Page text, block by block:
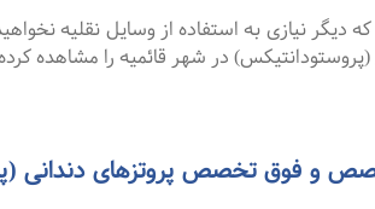
نیازی به استفاده از وسایل نقلیه
در شهر قائمیه را مشاهده کرده
و فوق تخصص پروتزهای دندانی